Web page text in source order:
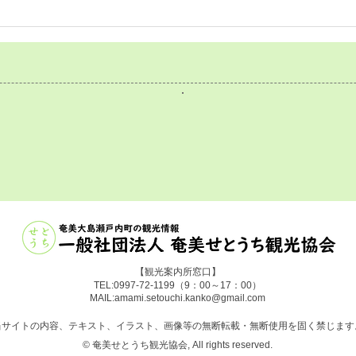
奄美シーカヤックマラソンIN
が
【観光案内所窓口】
TEL:0997-72-1199 （9：00～17：00）
MAIL:amami.setouchi.kanko@gmail.com
サイトの内容、テキスト、イラスト、画像等の無断転載・無断使用を固く禁じます
© 奄美せとうち観光協会, All rights reserved.